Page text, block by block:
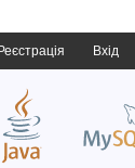
Реєстрація Вхід